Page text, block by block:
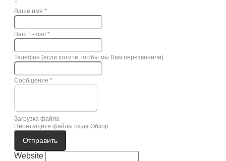
×
Ваше имя *
Ваш E-mail *
Телефон (если хотите, чтобы мы Вам перезвонили)
Сообщение *
Загрузка файла
Перетащите файлы сюда Обзор
Отправить
Website